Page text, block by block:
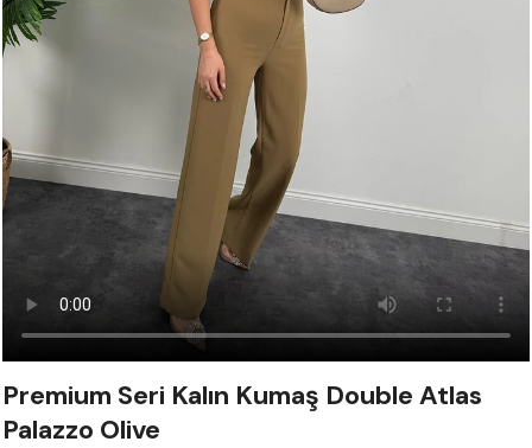
Premium Seri Kalın Kumaş Double Atlas
Palazzo Olive